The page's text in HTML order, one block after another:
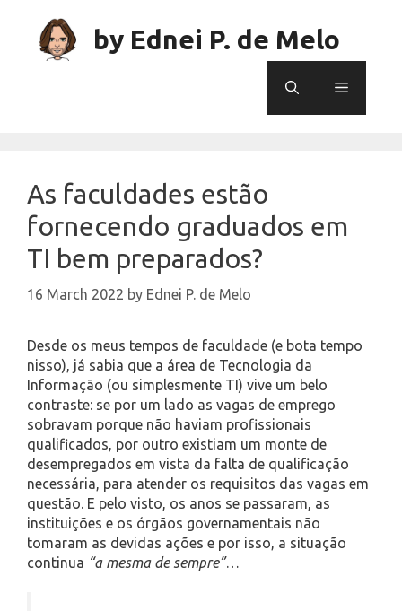
content
by Ednei P. de Melo
Menu
As faculdades estão
fornecendo graduados em
TI bem preparados?
16 March 2022 by Ednei P. de Melo
Desde os meus tempos de faculdade (e bota tempo
nisso), já sabia que a área de Tecnologia da
Informação (ou simplesmente TI) vive um belo
contraste: se por um lado as vagas de emprego
sobravam porque não haviam profissionais
qualificados, por outro existiam um monte de
desempregados em vista da falta de qualificação
necessária, para atender os requisitos das vagas em
questão. E pelo visto, os anos se passaram, as
instituições e os órgãos governamentais não
tomaram as devidas ações e por isso, a situação
continua “a mesma de sempre”…